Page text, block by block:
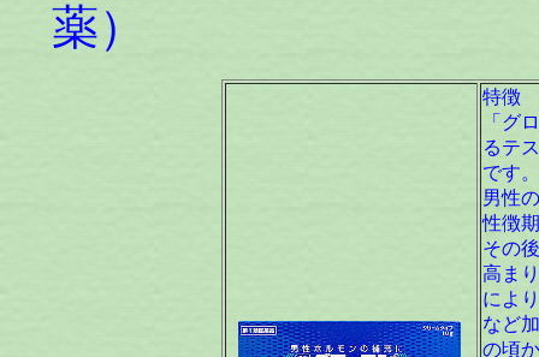
薬） [第
特徴
「グ
るテ
です。
男性
性徴
その
高ま
によ
など
の頃